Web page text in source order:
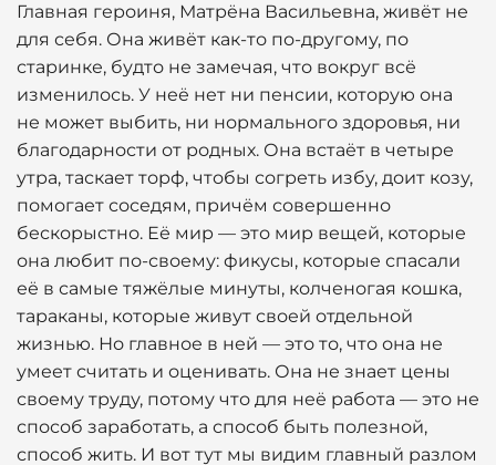
Главная героиня, Матрёна Васильевна, живёт не
для себя. Она живёт как-то по-другому, по
старинке, будто не замечая, что вокруг всё
изменилось. У неё нет ни пенсии, которую она
не может выбить, ни нормального здоровья, ни
благодарности от родных. Она встаёт в четыре
утра, таскает торф, чтобы согреть избу, доит козу,
помогает соседям, причём совершенно
бескорыстно. Её мир — это мир вещей, которые
она любит по-своему: фикусы, которые спасали
её в самые тяжёлые минуты, колченогая кошка,
тараканы, которые живут своей отдельной
жизнью. Но главное в ней — это то, что она не
умеет считать и оценивать. Она не знает цены
своему труду, потому что для неё работа — это не
способ заработать, а способ быть полезной,
способ жить. И вот тут мы видим главный разлом